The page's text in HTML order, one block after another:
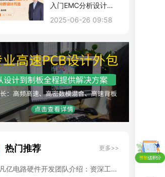
入门EMC分析设计方
法
2025-06-26 09:58
热门推荐 更多>>
凡亿电路硬件开发团队介绍：资深工程师背景和项目经验